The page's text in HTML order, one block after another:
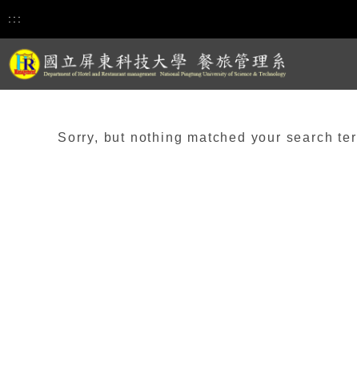
:::
Sorry, but nothing matched your search